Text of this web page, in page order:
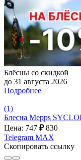
Блёсны со скидкой
до 31 августа 2026
Подробнее
(1)
Блесна Mepps
Цена: 747 ₽ 830
Telegram MAX
Скопировать ссылку